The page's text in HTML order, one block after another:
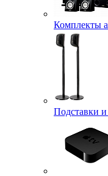
Комплекты
Подставки